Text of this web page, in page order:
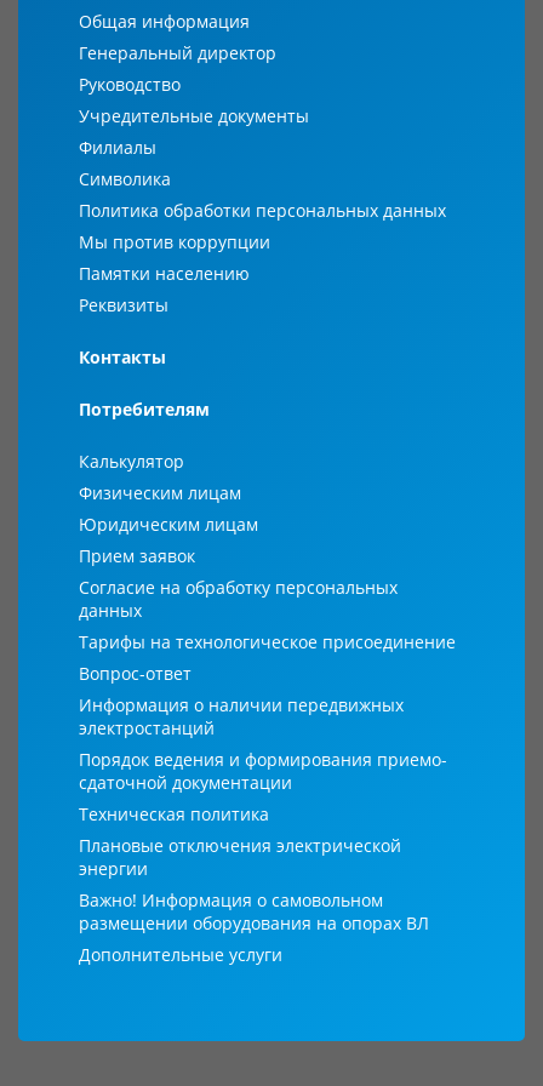
Общая информация
Генеральный директор
Руководство
Учредительные документы
Филиалы
Символика
Политика обработки персональных данных
Мы против коррупции
Памятки населению
Реквизиты
Контакты
Потребителям
Калькулятор
Физическим лицам
Юридическим лицам
Прием заявок
Согласие на обработку персональных
данных
Тарифы на технологическое присоединение
Вопрос-ответ
Информация о наличии передвижных
электростанций
Порядок ведения и формирования приемо-
сдаточной документации
Техническая политика
Плановые отключения электрической
энергии
Важно! Информация о самовольном
размещении оборудования на опорах ВЛ
Дополнительные услуги